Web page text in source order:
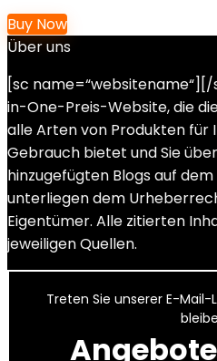
Buy Now
Über uns
[sc
in-One-Preis-Website, die
alle Arten von Produkten für
Gebrauch bietet und Sie
hinzugefügten Blogs auf
unterliegen dem
Eigentümer. Alle zitierten
jeweiligen Quellen.
Treten Sie unserer E-Mail-